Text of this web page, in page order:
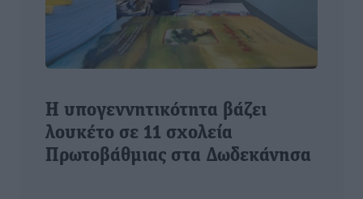
Η υπογεννητικότητα βάζει
λουκέτο σε 11 σχολεία
Πρωτοβάθμιας στα Δωδεκάνησα